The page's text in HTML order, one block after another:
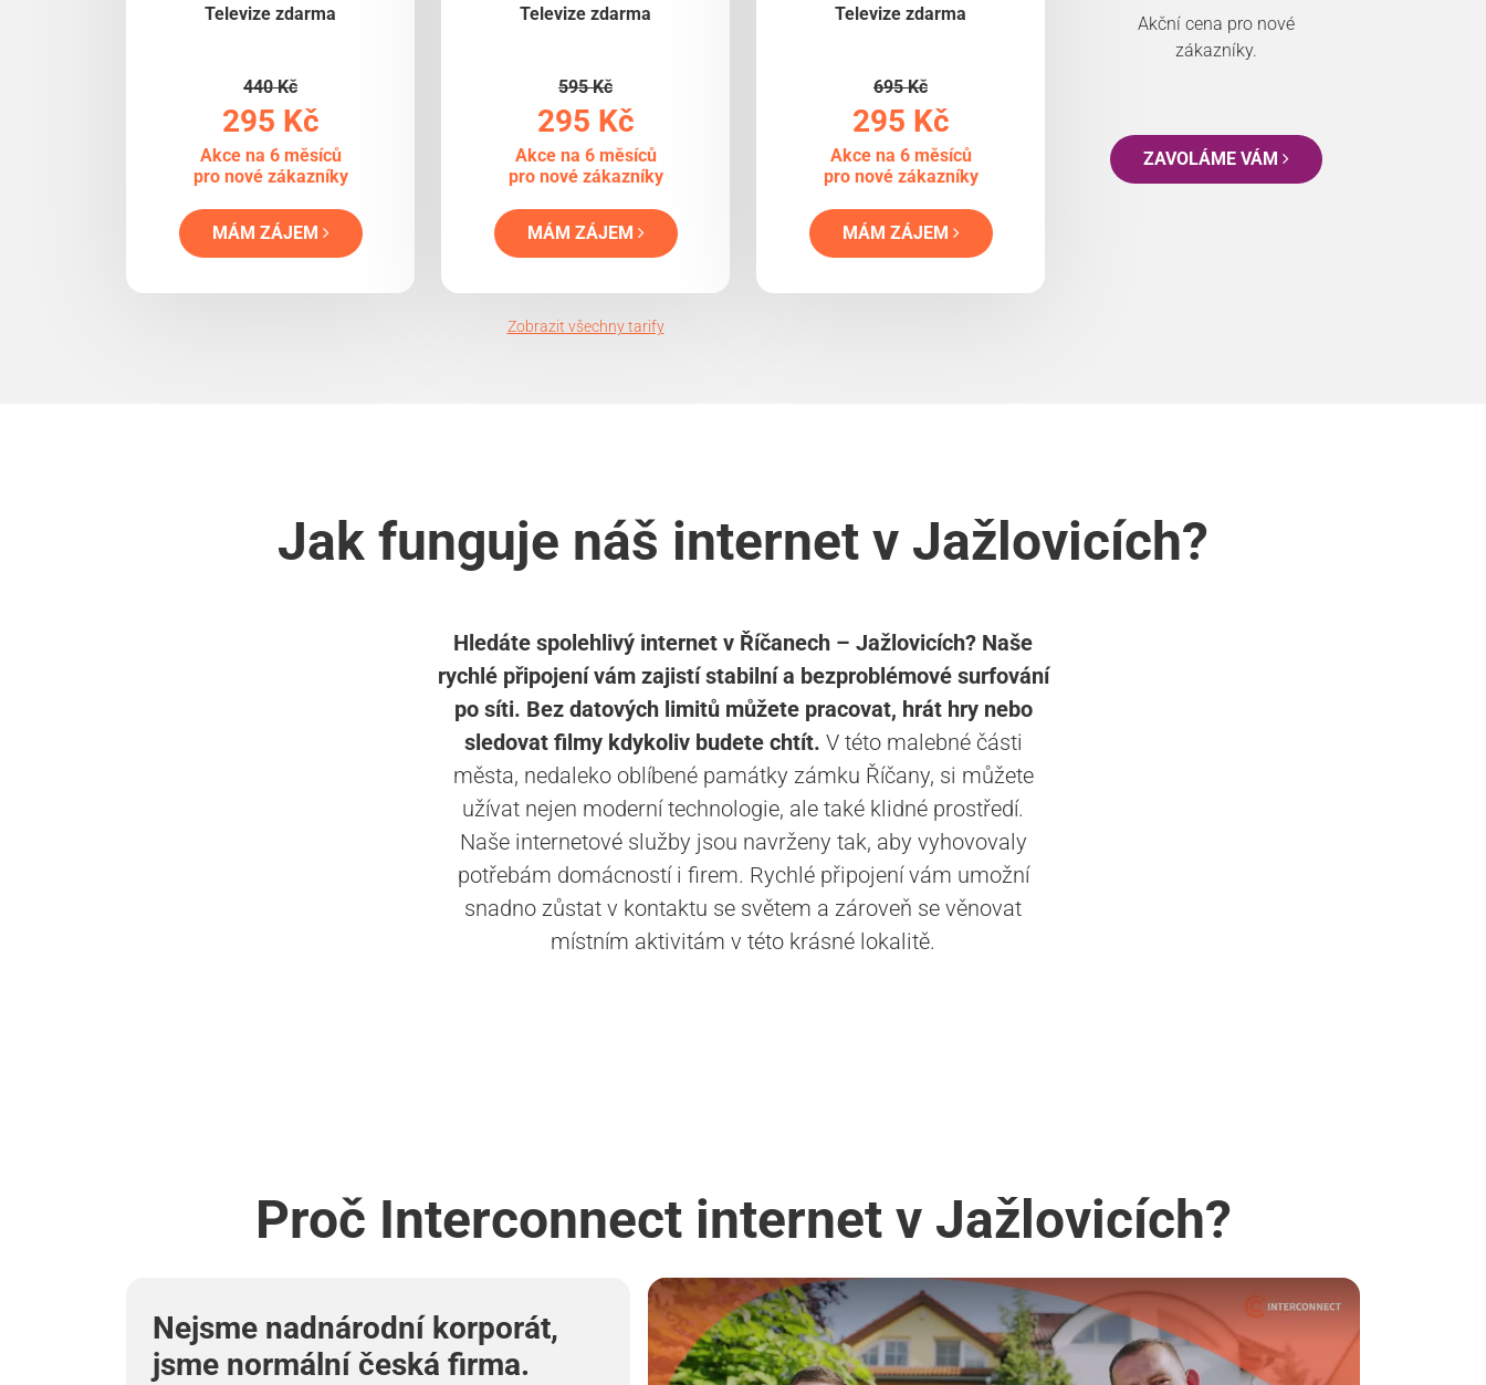
Televize zdarma
440 Kč
295 Kč
Akce na 6 měsíců
pro nové zákazníky
MÁM ZÁJEM
Televize zdarma
595 Kč
295 Kč
Akce na 6 měsíců
pro nové zákazníky
MÁM ZÁJEM
Televize zdarma
695 Kč
295 Kč
Akce na 6 měsíců
pro nové zákazníky
MÁM ZÁJEM
Akční cena pro nové
zákazníky.
ZAVOLÁME VÁM
Zobrazit všechny tarify
Jak funguje náš internet v Jažlovicích?
Hledáte spolehlivý internet v Říčanech – Jažlovicích? Naše
rychlé připojení vám zajistí stabilní a bezproblémové surfování
po síti. Bez datových limitů můžete pracovat, hrát hry nebo
sledovat filmy kdykoliv budete chtít. V této malebné části
města, nedaleko oblíbené památky zámku Říčany, si můžete
užívat nejen moderní technologie, ale také klidné prostředí.
Naše internetové služby jsou navrženy tak, aby vyhovovaly
potřebám domácností i firem. Rychlé připojení vám umožní
snadno zůstat v kontaktu se světem a zároveň se věnovat
místním aktivitám v této krásné lokalitě.
Proč Interconnect internet v Jažlovicích?
Nejsme nadnárodní korporát,
jsme normální česká firma.